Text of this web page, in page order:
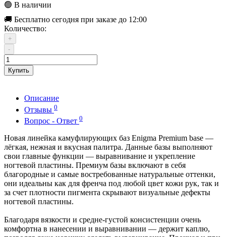
🟢 В наличии
🚚 Бесплатно сегодня при заказе до 12:00
Количество:
+
-
Купить
Описание
Отзывы 0
Вопрос - Ответ 0
Новая линейка камуфлирующих баз Enigma Premium base —
лёгкая, нежная и вкусная палитра. Данные базы выполняют
свои главные функции — выравнивание и укрепление
ногтевой пластины. Премиум базы включают в себя
благородные и самые востребованные натуральные оттенки,
они идеальны как для френча под любой цвет кожи рук, так и
за счет плотности пигмента скрывают визуальные дефекты
ногтевой пластины.
Благодаря вязкости и средне-густой консистенции очень
комфортна в нанесении и выравнивании — держит каплю,